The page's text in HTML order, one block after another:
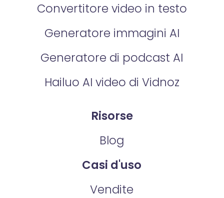
Convertitore video in testo
Generatore immagini AI
Generatore di podcast AI
Hailuo AI video di Vidnoz
Risorse
Blog
Casi d'uso
Vendite